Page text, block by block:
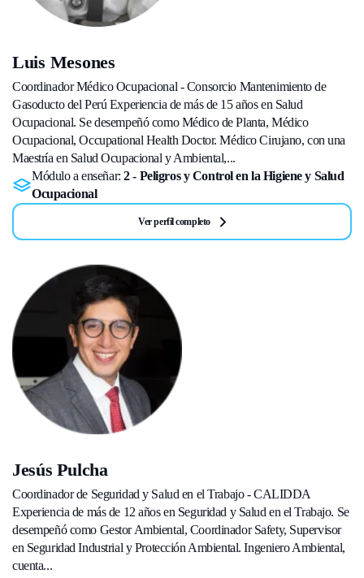
Luis Mesones
Coordinador Médico Ocupacional - Consorcio Mantenimiento de
Gasoducto del Perú Experiencia de más de 15 años en Salud
Ocupacional. Se desempeñó como Médico de Planta, Médico
Ocupacional, Occupational Health Doctor. Médico Cirujano, con una
Maestría en Salud Ocupacional y Ambiental,...
Módulo a enseñar: 2 - Peligros y Control en la Higiene y Salud
Ocupacional
Ver perfil completo
Jesús Pulcha
Coordinador de Seguridad y Salud en el Trabajo - CALIDDA
Experiencia de más de 12 años en Seguridad y Salud en el Trabajo. Se
desempeñó como Gestor Ambiental, Coordinador Safety, Supervisor
en Seguridad Industrial y Protección Ambiental. Ingeniero Ambiental,
cuenta...